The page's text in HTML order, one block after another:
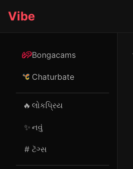
Vibe
Bongacams
Chaturbate
🔥 લોકપ્રિય
✨ નવું
# ટૅગ્સ